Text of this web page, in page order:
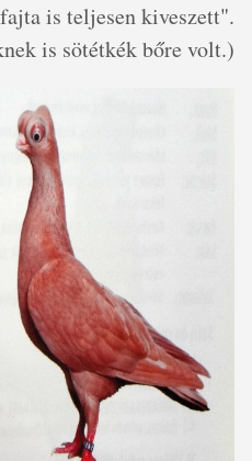
is teljesen kiveszett".
is sötétkék bőre volt.)